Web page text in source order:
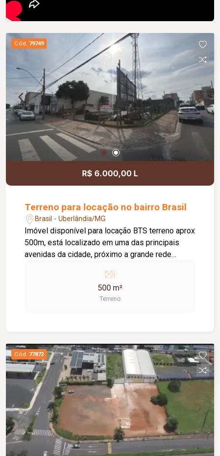
Cód. 79749
R$ 6.000,00 L
Terreno para locação no bairro Brasil
Brasil - Uberlândia/MG
Imóvel disponível para locação BTS terreno aprox
500m, está localizado em uma das principais
avenidas da cidade, próximo a grande rede
500 m²
Terreno
Cód. 77872